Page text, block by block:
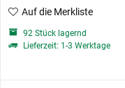
Auf die Merkliste
92 Stück lagernd
Lieferzeit: 1-3 Werktage